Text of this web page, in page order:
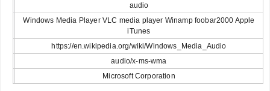
audio
Windows Media Player VLC media player Winamp foobar2000 Apple
iTunes
https://en.wikipedia.org/wiki/Windows_Media_Audio
audio/x-ms-wma
Microsoft Corporation